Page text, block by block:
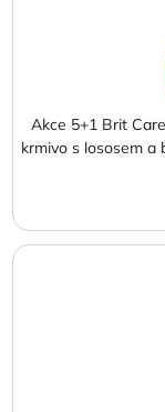
Akce 5+1 Brit
krmivo s lososem a